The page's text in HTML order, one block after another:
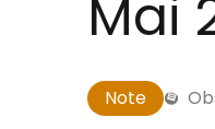
Mai
Note